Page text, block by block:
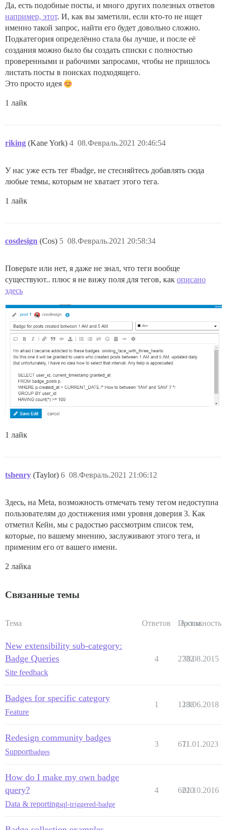
Да, есть подобные посты, и много других полезных ответов
например, этот. И, как вы заметили, если кто-то не ищет
именно такой запрос, найти его будет довольно сложно.
Подкатегория определённо стала бы лучше, и после её
создания можно было бы создать списки с полностью
проверенными и рабочими запросами, чтобы не пришлось
листать посты в поисках подходящего.
Это просто идея
1 лайк
riking (Kane York) 08.Февраль.2021 20:46:54
4
У нас уже есть тег #badge, не стесняйтесь добавлять сюда
любые темы, которым не хватает этого тега.
1 лайк
cosdesign (Cos) 08.Февраль.2021 20:58:34
5
Поверьте или нет, я даже не знал, что теги вообще
существуют.. плюс я не вижу поля для тегов, как описано
здесь
1 лайк
tshenry (Taylor) 08.Февраль.2021 21:06:12
6
Здесь, на Meta, возможность отмечать тему тегом недоступна
пользователям до достижения ими уровня доверия 3. Как
отметил Кейн, мы с радостью рассмотрим список тем,
которые, по вашему мнению, заслуживают этого тега, и
применим его от вашего имени.
2 лайка
Связанные темы
Тема Ответов Просм.
Активность
New extensibility sub-category:
Badge Queries
Site feedback
4 2732
30.08.2015
Badges for specific category
Feature
1 1288
13.06.2018
Redesign community badges
Supportbadges
3 67111.01.2023
How do I make my own badge
query?
Data & reportingsql-triggered-badge
4 6220
01.10.2016